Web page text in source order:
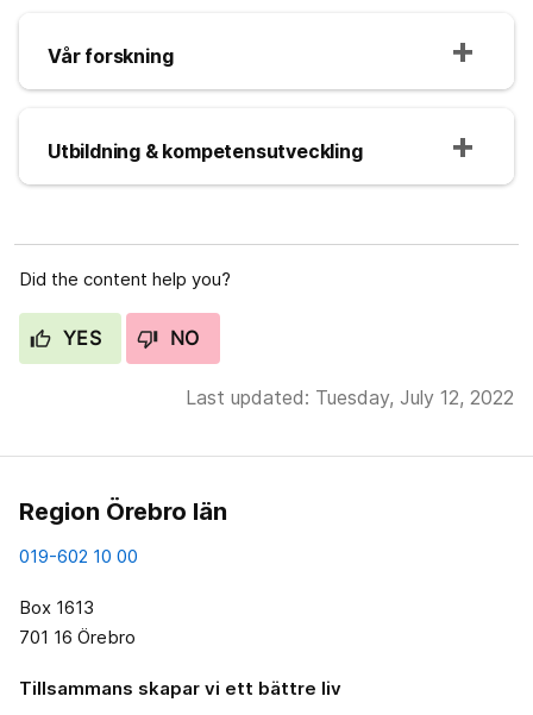
Vår forskning
Utbildning & kompetensutveckling
Did the content help you?
YES NO
Last updated: Tuesday, July 12, 2022
Region Örebro län
019-602 10 00
Box 1613
701 16 Örebro
Tillsammans skapar vi ett bättre liv